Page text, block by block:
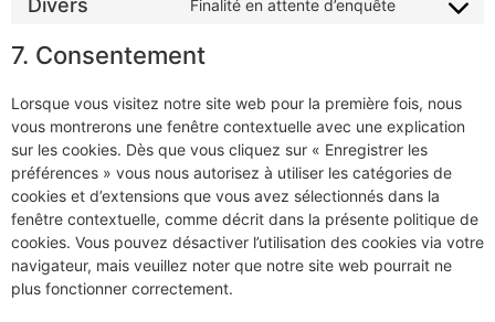
Divers Finalité en attente d’enquête
7. Consentement
Lorsque vous visitez notre site web pour la première fois, nous
vous montrerons une fenêtre contextuelle avec une explication
sur les cookies. Dès que vous cliquez sur « Enregistrer les
préférences » vous nous autorisez à utiliser les catégories de
cookies et d’extensions que vous avez sélectionnés dans la
fenêtre contextuelle, comme décrit dans la présente politique de
cookies. Vous pouvez désactiver l’utilisation des cookies via votre
navigateur, mais veuillez noter que notre site web pourrait ne
plus fonctionner correctement.